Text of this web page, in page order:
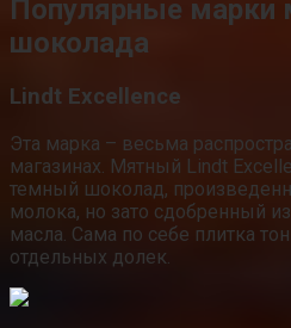
Популярные марки
шоколада
Lindt Excellence
Эта марка – весьма
магазинах. Мятный Lindt
темный шоколад,
молока, но зато сдобренный
масла. Сама по себе плитка
отдельных долек.